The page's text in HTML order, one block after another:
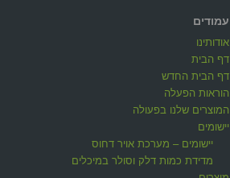
עמודים
אודותינו
דף הבית
דף הבית החדש
הוראות הפעלה
המוצרים שלנו בפעולה
יישומים
יישומים – מערכת אויר דחוס
מדידת כמות דלק וסולר במיכלים